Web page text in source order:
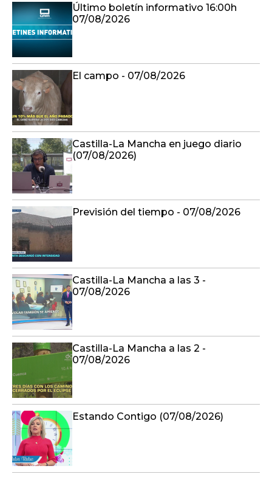
Último boletín informativo 16:00h
07/08/2026
El campo - 07/08/2026
Castilla-La Mancha en juego diario
(07/08/2026)
Previsión del tiempo - 07/08/2026
Castilla-La Mancha a las 3 -
07/08/2026
Castilla-La Mancha a las 2 -
07/08/2026
Estando Contigo (07/08/2026)